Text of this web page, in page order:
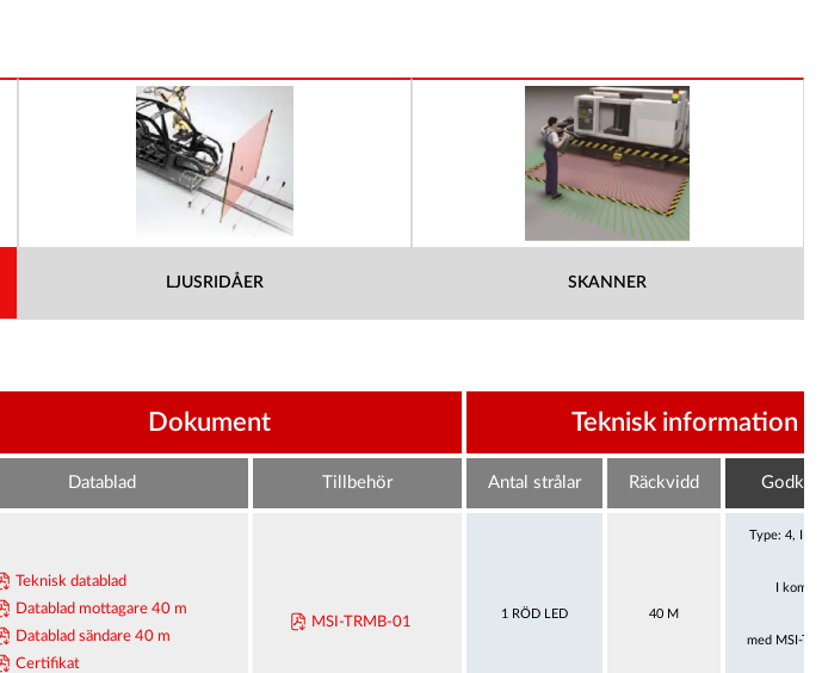
LJUSRIDÅER SKANNER
Dokument Teknisk information
Datablad Tillbehör Antal strålar Räckvidd
Teknisk datablad
Datablad mottagare 40 m
Datablad sändare 40 m
Certifikat
MSI-TRMB-01
1 RÖD LED 40 M
Type: 4,
I
med MSI-